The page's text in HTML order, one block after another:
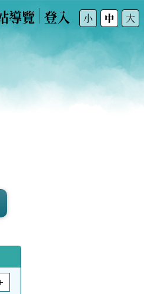
導覽 登入 小 中 大